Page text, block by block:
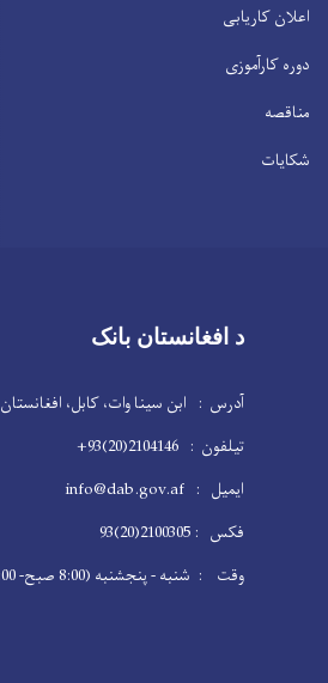
اعلان کاریابی
دوره کارآموزی
مناقصه
شکایات
د افغانستان بانک
آدرس : ابن سینا وات، کابل، افغانستان
تیلفون : 2104146(20)93+
ایمیل : info@dab.gov.af
فکس : 2100305(20)93
وقت : شنبه - پنجشنبه (8:00 صبح- 4:00 بعد از ظهر)